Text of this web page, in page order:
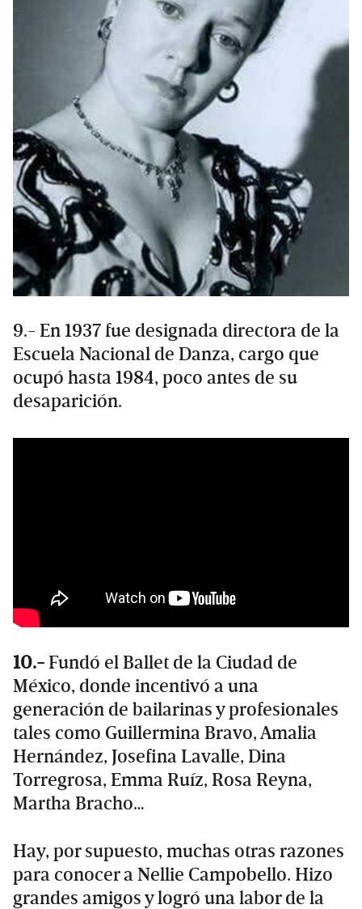
9.- En 1937 fue designada directora de la
Escuela Nacional de Danza, cargo que
ocupó hasta 1984, poco antes de su
desaparición.
10.- Fundó el Ballet de la Ciudad de
México, donde incentivó a una
generación de bailarinas y profesionales
tales como Guillermina Bravo, Amalia
Hernández, Josefina Lavalle, Dina
Torregrosa, Emma Ruíz, Rosa Reyna,
Martha Bracho…
Hay, por supuesto, muchas otras razones
para conocer a Nellie Campobello. Hizo
grandes amigos y logró una labor de la